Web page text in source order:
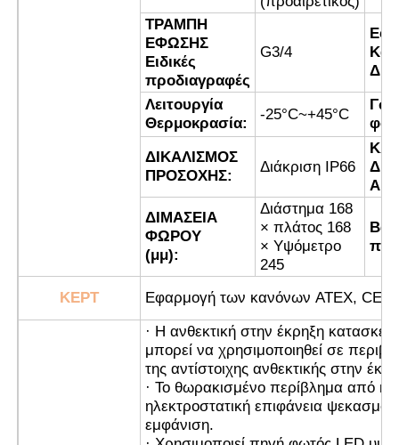
ανεμιστήρας με προστασία από έκρηξη
Πυροσβεστικό κουτί
αντιεκρηκτικός διακόπτης
explosionproof βούλωμα και υποδοχή
ΤΡΑΜΠΗ
ΕΦΩΣΗΣ
Ειδικές
προδιαγραφές
G3/4
Λειτουργία
Θερμοκρασία:
-25°C~+45°C
ΔΙΚΑΛΙΣΜΟΣ
ΠΡΟΣΟΧΗΣ:
Διάκριση IP66
ΔΙΜΑΣΕΙΑ
ΦΩΡΟΥ
(μμ):
Διάστημα 168
× πλάτος 168
× Υψόμετρο
245
ΚΕΡΤ
Εφαρμογή των κανόνων ATEX, CE,
· Η ανθεκτική στην έκρηξη
μπορεί να χρησιμοποιηθεί σε
της αντίστοιχης ανθεκτικής στην
· Το θωρακισμένο περίβλημα από
ηλεκτροστατική επιφάνεια ψεκασμού
εμφάνιση.